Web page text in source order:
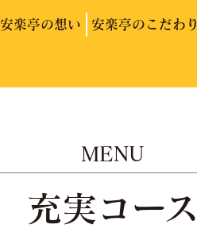
安楽亭の想い 安楽亭のこだわり
MENU
充実コース